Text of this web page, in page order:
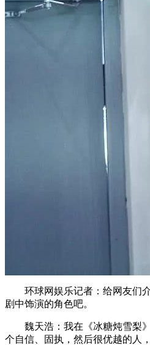
环球网娱乐记者：给网友们
剧中饰演的角色吧。
魏天浩：我在《冰糖炖雪梨
个自信、固执，然后很优越的人